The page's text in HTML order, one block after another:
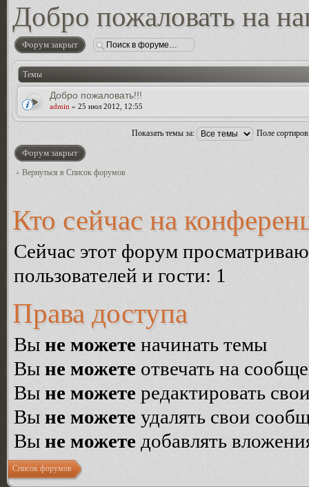
Добро пожаловать на
Форум закрыт
Темы
Добро пожаловать!!!
admin » 25 июл 2012, 12:55
Показать темы за: Поле
Форум закрыт
Вернуться в Список форумов
Кто сейчас на
Сейчас этот форум
пользователей и гости: 1
Права доступа
Вы не можете начинать темы
Вы не можете отвечать на
Вы не можете редактировать
Вы не можете удалять свои
Вы не можете добавлять
Список форумов